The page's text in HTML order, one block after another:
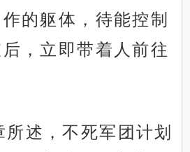
的躯体，待能控制
，立即带着人前往
述，不死军团计划